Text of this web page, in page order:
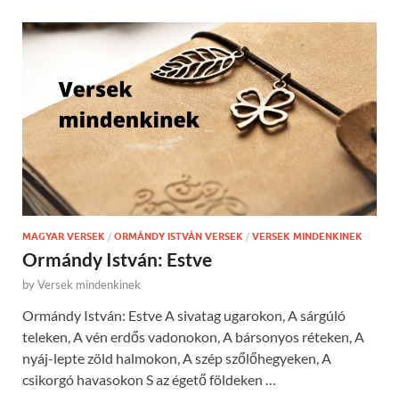
MAGYAR VERSEK / ORMÁNDY ISTVÁN VERSEK / VERSEK MINDENKINEK
Ormándy István: Estve
byVersek mindenkinek
Ormándy István: Estve A sivatag ugarokon, A sárgúló
teleken, A vén erdős vadonokon, A bársonyos réteken, A
nyáj-lepte zöld halmokon, A szép szőlőhegyeken, A
csikorgó havasokon S az égető földeken …